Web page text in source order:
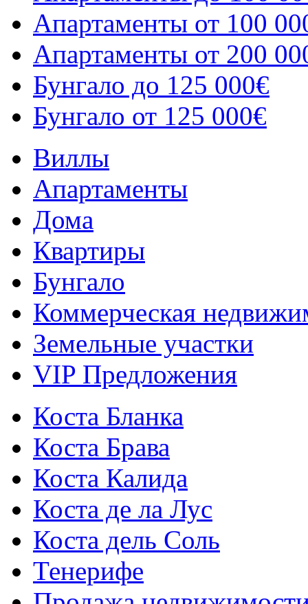
Апартаменты от 100
Апартаменты от 200
Бунгало до 125 000€
Бунгало от 125 000€
Виллы
Апартаменты
Дома
Квартиры
Бунгало
Коммерческая
Земельные участки
VIP Предложения
Коста Бланка
Коста Брава
Коста Калида
Коста де ла Лус
Коста дель Соль
Тенерифе